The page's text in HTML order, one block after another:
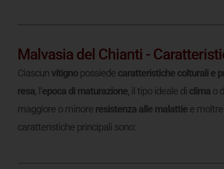
Malvasia del Chianti -
Ciascun vitignopossiede caratteristiche colturali e
resa, l’epoca di maturazione, il tipo ideale di climao
maggiore o minore resistenza alle malattiee moltre
caratteristiche principali sono: